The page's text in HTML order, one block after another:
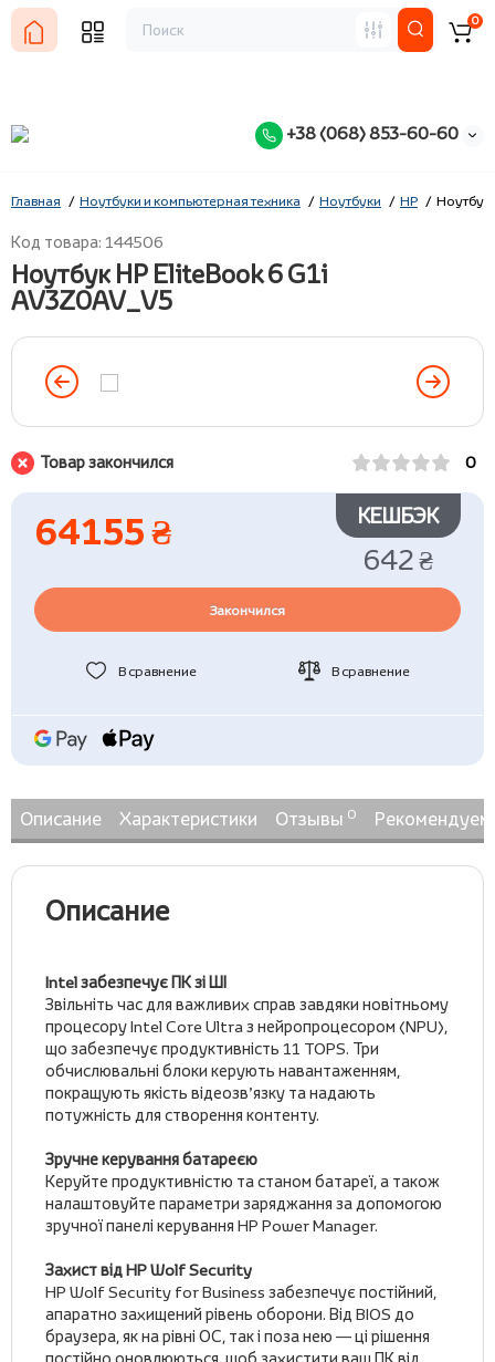
+38 (068) 853-60-60
0
Главная Ноутбуки и компьютерная техника Ноутбуки HP Ноутбук
Код товара: 144506
Ноутбук HP EliteBook 6 G1i
AV3Z0AV_V5
Товар закончился 0
64155 ₴ КЕШБЭК
642 ₴
Закончился
В сравнение В сравнение
Описание Характеристики Отзывы 0
Описание
Intel забезпечує ПК зі ШІ
Звільніть час для важливих справ завдяки новітньому
процесору Intel Core Ultra з нейропроцесором (NPU),
що забезпечує продуктивність 11 TOPS. Три
обчислювальні блоки керують навантаженням,
покращують якість відеозв’язку та надають
потужність для створення контенту.
Зручне керування батареєю
Керуйте продуктивністю та станом батареї, а також
налаштовуйте параметри заряджання за допомогою
зручної панелі керування HP Power Manager.
Захист від HP Wolf Security
HP Wolf Security for Business забезпечує постійний,
апаратно захищений рівень оборони. Від BIOS до
браузера, як на рівні ОС, так і поза нею — ці рішення